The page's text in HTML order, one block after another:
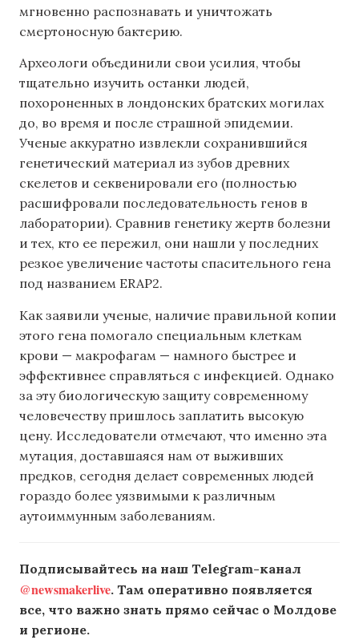
мгновенно распознавать и уничтожать
смертоносную бактерию.
Археологи объединили свои усилия, чтобы
тщательно изучить останки людей,
похороненных в лондонских братских могилах
до, во время и после страшной эпидемии.
Ученые аккуратно извлекли сохранившийся
генетический материал из зубов древних
скелетов и секвенировали его (полностью
расшифровали последовательность генов в
лаборатории). Сравнив генетику жертв болезни
и тех, кто ее пережил, они нашли у последних
резкое увеличение частоты спасительного гена
под названием ERAP2.
Как заявили ученые, наличие правильной копии
этого гена помогало специальным клеткам
крови — макрофагам — намного быстрее и
эффективнее справляться с инфекцией. Однако
за эту биологическую защиту современному
человечеству пришлось заплатить высокую
цену. Исследователи отмечают, что именно эта
мутация, доставшаяся нам от выживших
предков, сегодня делает современных людей
гораздо более уязвимыми к различным
аутоиммунным заболеваниям.
Подписывайтесь на наш Telegram-канал
@newsmakerlive. Там оперативно появляется
все, что важно знать прямо сейчас о Молдове
и регионе.